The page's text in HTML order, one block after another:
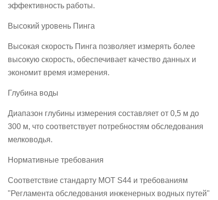
эффективность работы.
Высокий уровень Пинга
Высокая скорость Пинга позволяет измерять более
высокую скорость, обеспечивает качество данных и
экономит время измерения.
Глубина воды
Диапазон глубины измерения составляет от 0,5 м до
300 м, что соответствует потребностям обследования
мелководья.
Нормативные требования
Соответствие стандарту МОТ S44 и требованиям
"Регламента обследования инженерных водных путей"